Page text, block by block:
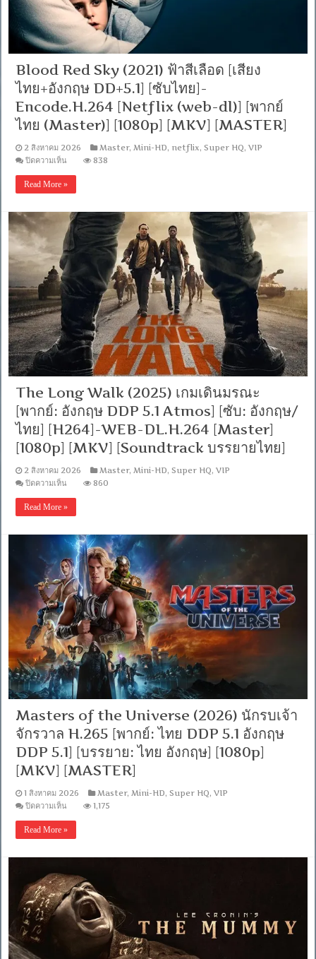
[ซับ:
อังกฤษ/
ไทย]-
[H264]-
WEB-
[พากย์
ไทย
บรรยาย
ไทย]
[1080p]
[MKV]
[MASTER]
Blood Red Sky (2021) ฟ้าสีเลือด [เสียง
ไทย+อังกฤษ DD+5.1] [ซับไทย]-
Encode.H.264 [Netflix (web-dl)] [พากย์
ไทย (Master)] [1080p] [MKV] [MASTER]
2 สิงหาคม 2026 Master,Mini-HD, netflix,Super HQ,VIP
ปิดความเห็นบน
Sky
ฟ้า
สี
เลือด
[เสียง
ไทย+อังกฤษ
[ซับ
ไทย]-
Encode.H.264
[Netflix
(web-
dl)]
[พากย์
ไทย
(Master)]
[MKV]
[MASTER]
838
Read More »
The Long Walk (2025) เกมเดินมรณะ
[พากย์: อังกฤษ DDP 5.1 Atmos] [ซับ: อังกฤษ/
ไทย] [H264]-WEB-DL.H.264 [Master]
[1080p] [MKV] [Soundtrack บรรยายไทย]
2 สิงหาคม 2026 Master,Mini-HD,Super HQ,VIP
ปิดความเห็นบน
Walk
เกม
เดิน
มรณะ
[พากย์:
อังกฤษ
DDP
5.1
Atmos]
[ซับ:
อังกฤษ/
ไทย]
[H264]-
WEB-
DL.H.264
[Master]
[MKV]
[Soundtrack
บรรยาย
ไทย]
860
Read More »
Masters of the Universe (2026) นักรบเจ้า
จักรวาล H.265 [พากย์: ไทย DDP 5.1 อังกฤษ
DDP 5.1] [บรรยาย: ไทย อังกฤษ] [1080p]
[MKV] [MASTER]
1 สิงหาคม 2026 Master,Mini-HD,Super HQ,VIP
ปิดความเห็นบน
the
(2026)
เจ้า
จักรวาล
H.265
[พากย์:
ไทย
1,175
Read More »